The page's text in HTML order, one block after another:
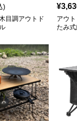
)
目調アウトド
¥
アウ
たみ